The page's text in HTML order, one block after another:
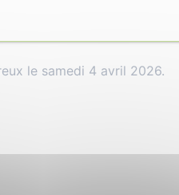
le samedi 4 avril 2026.